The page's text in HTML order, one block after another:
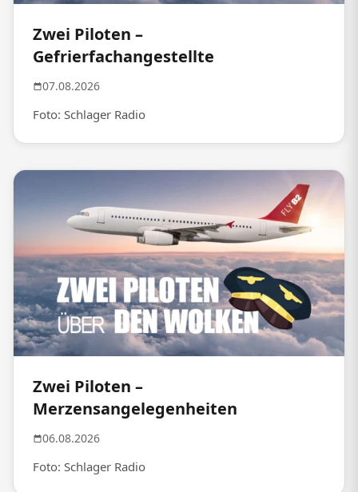
Zwei Piloten –
Gefrierfachangestellte
07.08.2026
Foto: Schlager Radio
Zwei Piloten –
Merzensangelegenheiten
06.08.2026
Foto: Schlager Radio